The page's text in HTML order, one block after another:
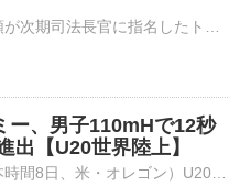
ー、男子110mHで12秒
出【U20世界陸上】